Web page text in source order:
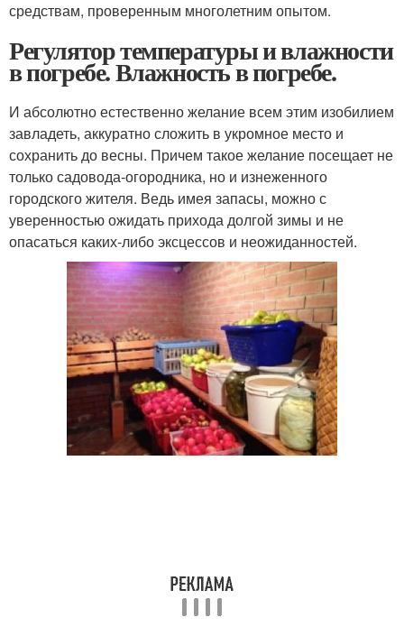
средствам, проверенным многолетним опытом.
Регулятор температуры и влажности
в погребе. Влажность в погребе.
И абсолютно естественно желание всем этим изобилием
завладеть, аккуратно сложить в укромное место и
сохранить до весны. Причем такое желание посещает не
только садовода-огородника, но и изнеженного
городского жителя. Ведь имея запасы, можно с
уверенностью ожидать прихода долгой зимы и не
опасаться каких-либо эксцессов и неожиданностей.